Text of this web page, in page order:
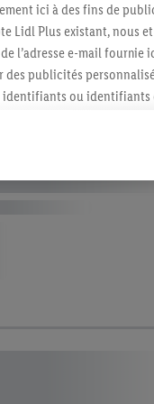
ici à des fins de
Lidl Plus existant, nous
l’adresse e-mail
publicités
identifiants ou
(par exemple en
être affichées sur
peuvent vous être